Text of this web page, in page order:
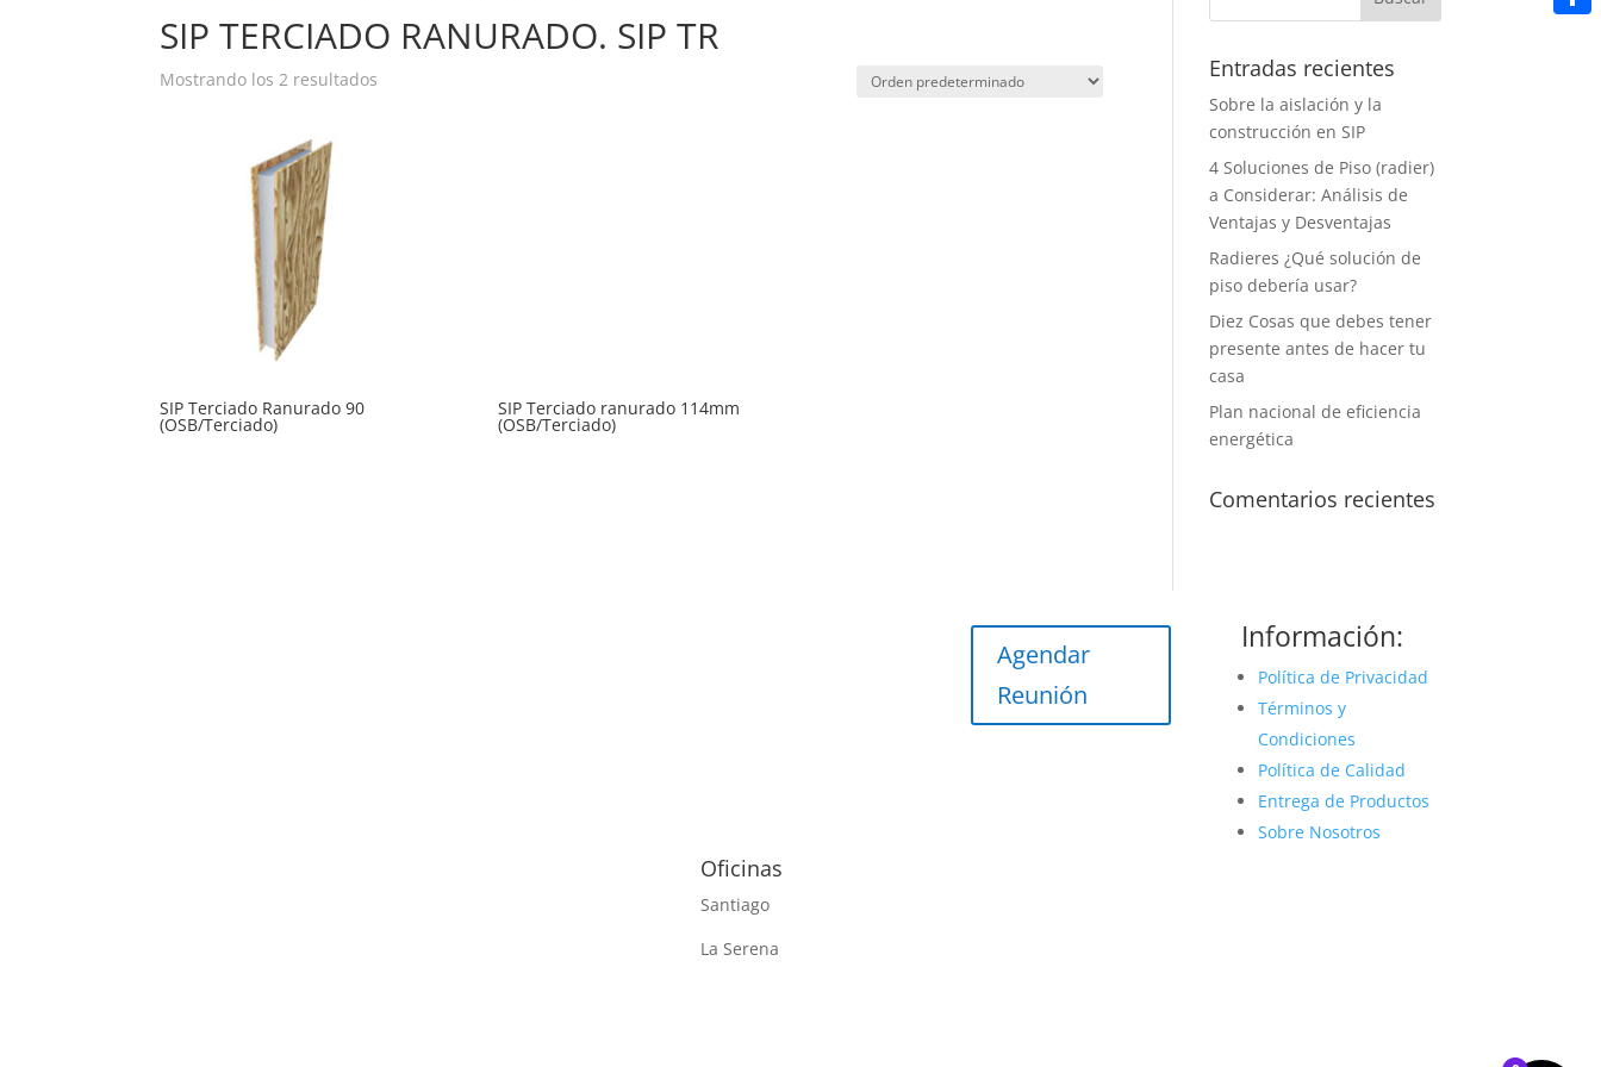
SIP TERCIADO RANURADO. SIP TR
Mostrando los 2 resultados
SIP Terciado Ranurado 90
(OSB/Terciado)
SIP Terciado ranurado 114mm
(OSB/Terciado)
Entradas recientes
Sobre la aislación y la
construcción en SIP
4 Soluciones de Piso (radier)
a Considerar: Análisis de
Ventajas y Desventajas
Radieres ¿Qué solución de
piso debería usar?
Diez Cosas que debes tener
presente antes de hacer tu
casa
Plan nacional de eficiencia
energética
Comentarios recientes
Oficinas
Santiago
La Serena
Agendar
Reunión
Información:
Política de Privacidad
Términos y
Condiciones
Política de Calidad
Entrega de Productos
Sobre Nosotros